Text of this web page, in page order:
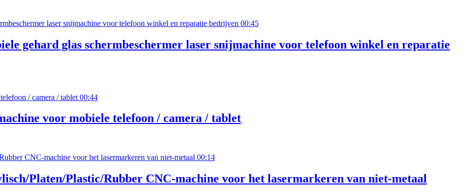
00:45
gehard glas schermbeschermer laser snijmachine voor telefoon winkel en reparatie
00:44
voor mobiele telefoon / camera / tablet
00:14
Platen/Plastic/Rubber CNC-machine voor het lasermarkeren van niet-metaal